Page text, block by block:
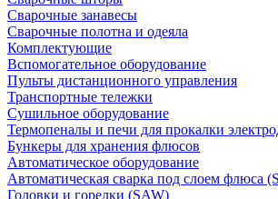
Сварочные занавесы
Сварочные полотна и одеяла
Комплектующие
Вспомогательное оборудование
Пульты дистанционного управления
Транспортные тележки
Сушильное оборудование
Термопеналы и печи для прокалки
Бункеры для хранения флюсов
Автоматическое оборудование
Автоматическая сварка под слоем флюса
Головки и горелки (SAW)